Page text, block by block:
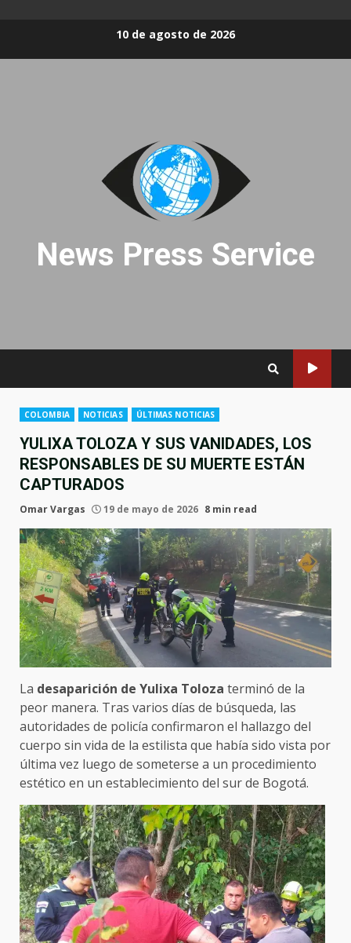
10 de agosto de 2026
News Press Service
COLOMBIA NOTICIAS ÚLTIMAS NOTICIAS
YULIXA TOLOZA Y SUS VANIDADES, LOS
RESPONSABLES DE SU MUERTE ESTÁN
CAPTURADOS
Omar Vargas 19 de mayo de 2026 8 min read
La desaparición de Yulixa Toloza terminó de la
peor manera. Tras varios días de búsqueda, las
autoridades de policía confirmaron el hallazgo del
cuerpo sin vida de la estilista que había sido vista por
última vez luego de someterse a un procedimiento
estético en un establecimiento del sur de Bogotá.